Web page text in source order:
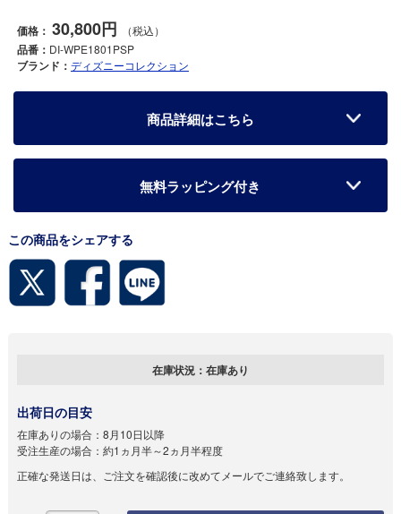
価格： 30,800円 （税込）
品番： DI-WPE1801PSP
ブランド： ディズニーコレクション
商品詳細はこちら
無料ラッピング付き
この商品をシェアする
在庫状況： 在庫あり
出荷日の目安
在庫ありの場合： 8月10日以降
受注生産の場合： 約1ヵ月半～2ヵ月半程度
正確な発送日は、ご注文を確認後に改めてメールでご連絡致します。